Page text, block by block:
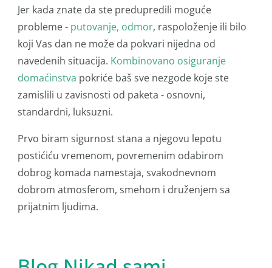
Jer kada znate da ste predupredili moguće
probleme - putovanje, odmor, raspoloženje ili bilo
koji Vas dan ne može da pokvari nijedna od
navedenih situacija. Kombinovano osiguranje
domaćinstva pokriće baš sve nezgode koje ste
zamislili u zavisnosti od paketa - osnovni,
standardni, luksuzni.
Prvo biram sigurnost stana a njegovu lepotu
postićiću vremenom, povremenim odabirom
dobrog komada namestaja, svakodnevnom
dobrom atmosferom, smehom i druženjem sa
prijatnim ljudima.